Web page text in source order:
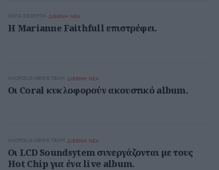
ΌΛΓΑ ΣΚΟΎΡΤΗ ΔΙΕΘΝΗ ΝΕΑ
H Marianne Faithfull επιστρέφει.
AVOPOLIS.NEWS TEAM ΔΙΕΘΝΗ ΝΕΑ
Οι Coral κυκλοφορούν ακουστικό album.
AVOPOLIS.NEWS TEAM ΔΙΕΘΝΗ ΝΕΑ
Οι LCD Soundsytem συνεργάζονται με τους
Hot Chip για ένα live album.